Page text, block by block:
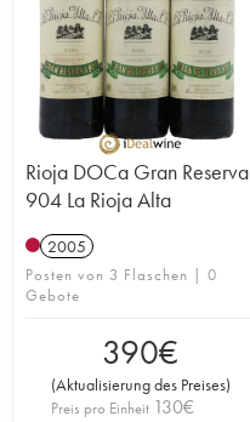
Rioja DOCa Gran Reserva
904 La Rioja Alta
2005
Posten von 3 Flaschen | 0
Gebote
390€
(Aktualisierung des Preises)
Preis pro Einheit 130€